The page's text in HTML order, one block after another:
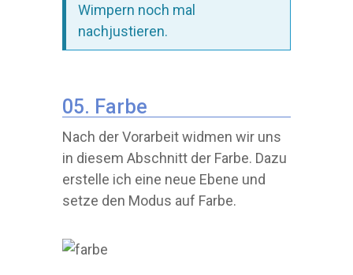
Wimpern noch mal
nachjustieren.
05. Farbe
Nach der Vorarbeit widmen wir uns
in diesem Abschnitt der Farbe. Dazu
erstelle ich eine neue Ebene und
setze den Modus auf Farbe.